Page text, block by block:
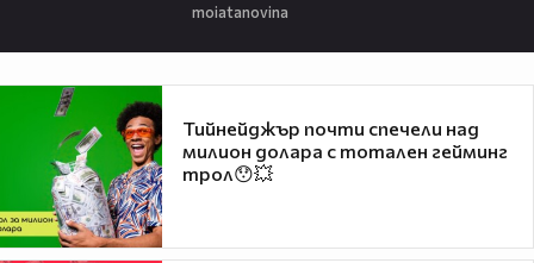
moiatanovina
Тийнейджър почти спечели над
милион долара с тотален гейминг
трол😯💥